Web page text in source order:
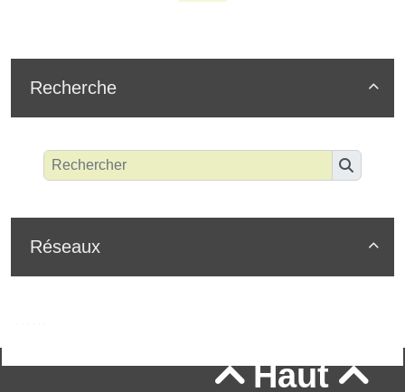

Recherche

Réseaux
Haut